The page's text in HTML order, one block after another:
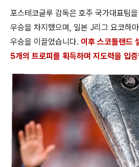
포스테코글루 감독은 호주 국가대표팀
우승을 차지했으며, 일본 J리그 요코하
우승을 이끌었습니다. 이후 스코틀랜드
5개의 트로피를 획득하며 지도력을 입